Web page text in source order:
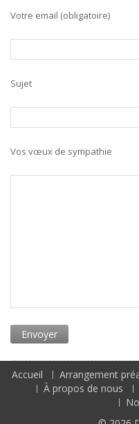
Votre email (obligatoire)
Sujet
Vos vœux de sympathie
Accueil Arrangement
À propos de nous